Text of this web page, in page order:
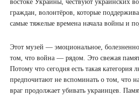
востоке Украины, чествуют украинских
граждан, волонтёров, которые
самые тяжелые времена начала войны и
Этот музей — эмоциональное,
том, что война — рядом. Это свежая
Потому что сегодня есть такая категория
предпочитают не вспоминать о том, что
враг продолжает убивать украинцев.